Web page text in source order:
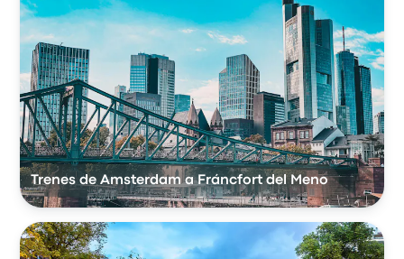
Trenes de Amsterdam a Fráncfort del Meno